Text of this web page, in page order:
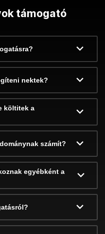
támogató
nektek?
költitek a
számít?
egyébként a